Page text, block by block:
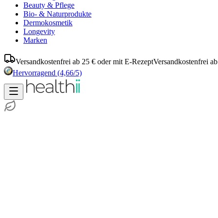
Beauty & Pflege
Bio- & Naturprodukte
Dermokosmetik
Longevity
Marken
Versandkostenfrei ab 25 € oder mit E-RezeptVersandkostenfrei
Hervorragend (4,66/5)